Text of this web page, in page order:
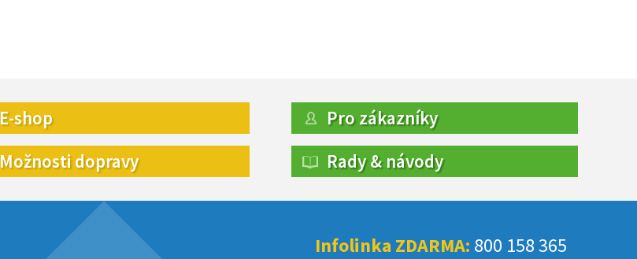
E-shop
Možnosti dopravy
Pro zákazníky
Rady & návody
Infolinka ZDARMA: 800 158 365